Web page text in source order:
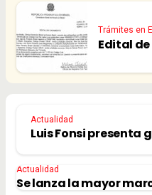
Trámites en
Edital
Actualidad
Luis Fonsi presenta
Actualidad
Se lanza la mayor